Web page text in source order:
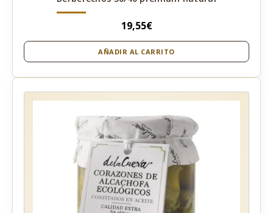
19,55€
AÑADIR AL CARRITO